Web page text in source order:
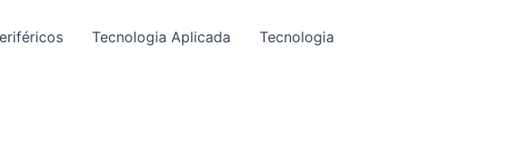
Tecnologia Aplicada Tecnologia